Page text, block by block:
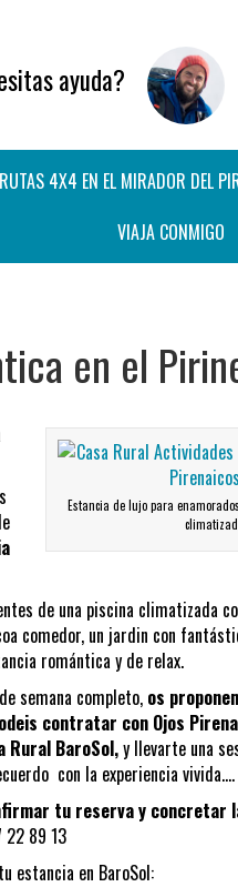
ayuda?
RUTAS 4X4 EN EL MIRADOR DEL
VIAJA CONMIGO
en el
Estancia de lujo para
de una piscina climatizada
comedor, un jardin con
romántica y de relax.
semana completo, os
contratar con Ojos
Rural BaroSol,y llevarte una
con la experiencia vivida….
tu reserva y concretar
89 13
estancia en BaroSol: